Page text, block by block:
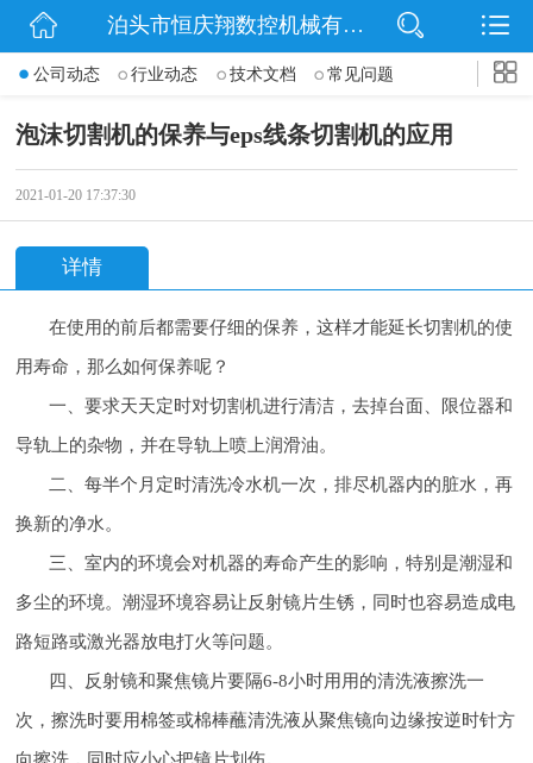
网站首页
动态
泊头市恒庆翔数控机械有限公司
公司动态 行业动态 技术文档 常见问题
泡沫切割机的保养与eps线条切割机的应用
2021-01-20 17:37:30
详情
在使用的前后都需要仔细的保养，这样才能延长切割机的使
用寿命，那么如何保养呢？
一、要求天天定时对切割机进行清洁，去掉台面、限位器和
导轨上的杂物，并在导轨上喷上润滑油。
二、每半个月定时清洗冷水机一次，排尽机器内的脏水，再
换新的净水。
三、室内的环境会对机器的寿命产生的影响，特别是潮湿和
多尘的环境。潮湿环境容易让反射镜片生锈，同时也容易造成电
路短路或激光器放电打火等问题。
四、反射镜和聚焦镜片要隔6-8小时用用的清洗液擦洗一
次，擦洗时要用棉签或棉棒蘸清洗液从聚焦镜向边缘按逆时针方